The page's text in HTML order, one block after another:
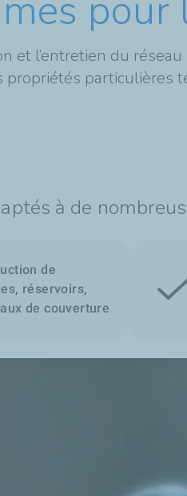
et l’entretien du
particulières
à de
de
réservoirs,
de couverture